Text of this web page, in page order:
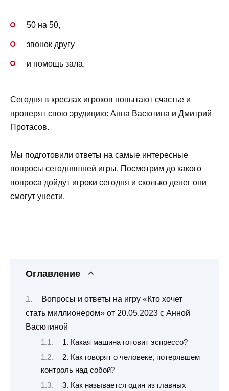
50 на 50,
звонок другу
и помощь зала.
Сегодня в креслах игроков попытают счастье и
проверят свою эрудицию: Анна Васютина и Дмитрий
Протасов.
Мы подготовили ответы на самые интересные
вопросы сегодняшней игры. Посмотрим до какого
вопроса дойдут игроки сегодня и сколько денег они
смогут унести.
Оглавление
Вопросы и ответы на игру «Кто хочет
стать миллионером» от 20.05.2023 с Анной
Васютиной
1. Какая машина готовит эспрессо?
2. Как говорят о человеке, потерявшем
контроль над собой?
3. Как называется один из главных